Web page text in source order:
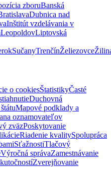
zboruBanská
Dubnica nad
Inštitút vzdelávania v
LeopoldovLiptovská
SučanyTrenčínŽeliezovce
o cookiesŠtatistikyČasté
Duchovná
Mapové podklady a
oznamovateľov
zväzPoskytovanie
Riadenie kvalitySpolupráca
SťažnostiTlačový
Výročná správaZamestnávanie
Zverejňovanie